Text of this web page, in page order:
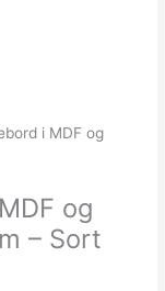
i MDF og
og
– Sort